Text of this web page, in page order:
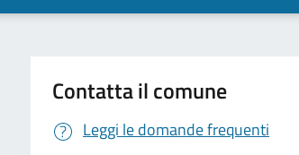
Contatta il comune
Leggi le domande frequenti